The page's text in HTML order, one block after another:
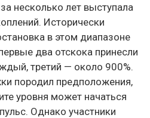
несколько лет выступала
Исторически
в этом диапазоне
два отскока принесли
третий — около 900%.
породил предположения,
уровня может начаться
Однако участники